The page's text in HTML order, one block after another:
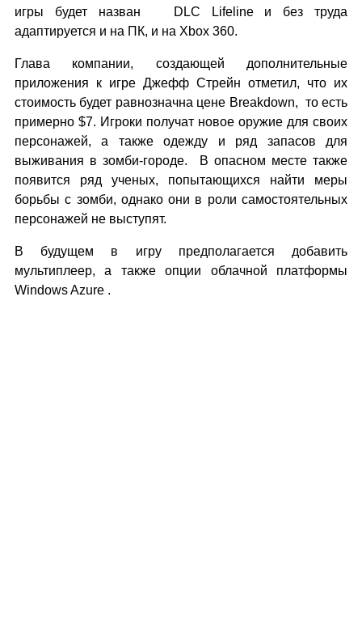
игры будет назван DLC Lifeline и без труда
адаптируется и на ПК, и на Xbox 360.
Глава компании, создающей дополнительные
приложения к игре Джефф Стрейн отметил, что их
стоимость будет равнозначна цене Breakdown, то есть
примерно $7. Игроки получат новое оружие для своих
персонажей, а также одежду и ряд запасов для
выживания в зомби-городе. В опасном месте также
появится ряд ученых, попытающихся найти меры
борьбы с зомби, однако они в роли самостоятельных
персонажей не выступят.
В будущем в игру предполагается добавить
мультиплеер, а также опции облачной платформы
Windows Azure .